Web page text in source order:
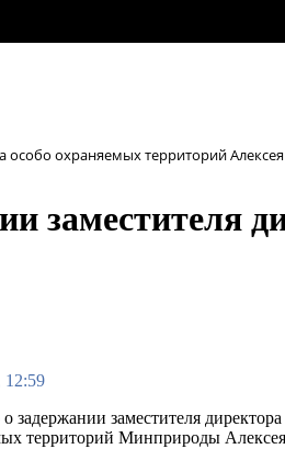
охраняемых территорий
заместителя
12:59
задержании заместителя
территорий Минприроды